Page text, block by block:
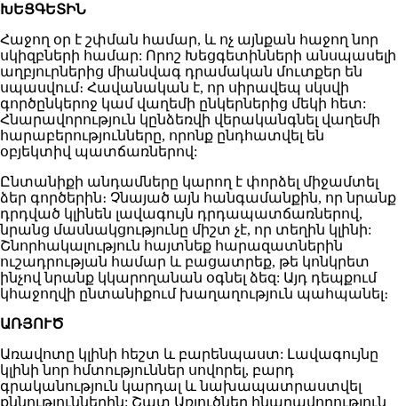
ԽԵՑԳԵՏԻՆ
Հաջող օր է շփման համար, և ոչ այնքան հաջող նոր
սկիզբների համար: Որոշ Խեցգետինների անսպասելի
աղբյուրներից միանվագ դրամական մուտքեր են
սպասվում։ Հավանական է, որ սիրավեպ սկսվի
գործընկերոջ կամ վաղեմի ընկերներից մեկի հետ:
Հնարավորություն կընձեռվի վերականգնել վաղեմի
հարաբերությունները, որոնք ընդհատվել են
օբյեկտիվ պատճառներով:
Ընտանիքի անդամները կարող է փորձել միջամտել
ձեր գործերին։ Չնայած այն հանգամանքին, որ նրանք
դրդված կլինեն լավագույն դրդապատճառներով,
նրանց մասնակցությունը միշտ չէ, որ տեղին կլինի:
Շնորհակալություն հայտնեք հարազատներին
ուշադրության համար և բացատրեք, թե կոնկրետ
ինչով նրանք կկարողանան օգնել ձեզ: Այդ դեպքում
կհաջողվի ընտանիքում խաղաղություն պահպանել։
ԱՌՅՈՒԾ
Առավոտը կլինի հեշտ և բարենպաստ: Լավագույնը
կլինի նոր հմտություններ սովորել, բարդ
գրականություն կարդալ և նախապատրաստվել
քննություններին: Շատ Առյուծներ հնարավորություն